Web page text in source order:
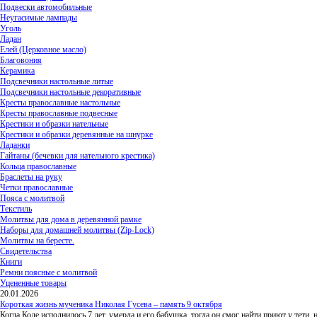
Подвески автомобильные
Неугасимые лампады
Уголь
Ладан
Елей (Церковное масло)
Благовония
Керамика
Подсвечники настольные литые
Подсвечники настольные декоративные
Кресты православные настольные
Кресты православные подвесные
Крестики и образки нательные
Крестики и образки деревянные на шнурке
Ладанки
Гайтаны (бечевки для нательного крестика)
Кольца православные
Браслеты на руку
Четки православные
Пояса с молитвой
Текстиль
Молитвы для дома в деревянной рамке
Наборы для домашней молитвы (Zip-Lock)
Молитвы на бересте.
Свидетельства
Книги
Ремни поясные с молитвой
Уцененные товары
20.01.2026
Короткая жизнь мученика Николая Гусева – память 9 октября
Когда Коле исполнилось 7 лет, умерла и его бабушка, тогда он смог найти приют у